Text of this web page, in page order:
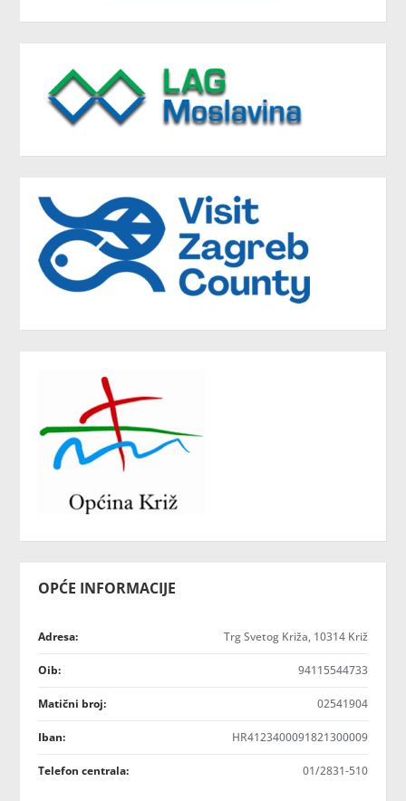
OPĆE INFORMACIJE
Adresa: Trg Svetog Križa, 10314 Križ
Oib: 94115544733
Matični broj: 02541904
Iban: HR4123400091821300009
Telefon centrala: 01/2831-510